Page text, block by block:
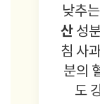
낮추
산성
침 사
분의
도